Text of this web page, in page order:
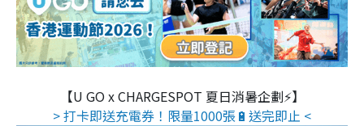
【U GO x CHARGESPOT 夏日消暑企劃⚡】
> 打卡即送充電券！限量1000張🔋送完即止 <